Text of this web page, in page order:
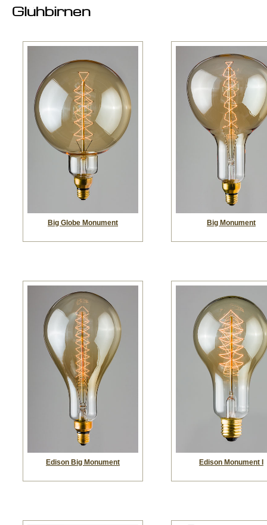
Glühbirnen
Big Globe Monument Big Monument
Edison Big Monument Edison Monument I